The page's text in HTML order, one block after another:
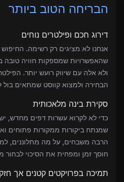
הבריחה הטוב ביותר
דירוג חכם ופילטרים נוחים
אנחנו לא מציגים רק רשימה. החיפוש
שהאפשרויות שמספקות חוויה טובה
ולא אלה עם שיווק רועש יותר.
הבחירה ולמצוא קווסט שמתאים
סקירת בינה מלאכותית
כדי לא לקרוא עשרות דפים מחדש,
שמנתח ביקורות ממקורות פתוחים
הרבה משבחים, על מה מתלוננים,
חוסך זמן ומפחית את הסיכוי
תמיכה בפרויקטים קטנים אך